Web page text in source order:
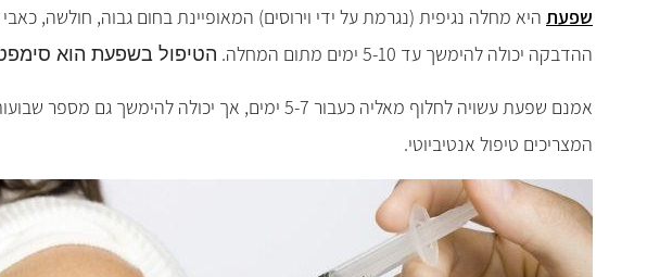
שפעת היא מחלה נגיפית (נגרמת על ידי וירוסים) המאופיינת בחום גבוה, חולשה, כאבי
ההדבקה יכולה להימשך עד 5-10 ימים מתום המחלה.
הטיפול בשפעת הוא
אמנם שפעת עשויה לחלוף מאליה כעבור 5-7 ימים, אך יכולה להימשך גם מספר שבועות ואף לגרום לסיבוכים.
המצריכים טיפול אנטיביוטי.